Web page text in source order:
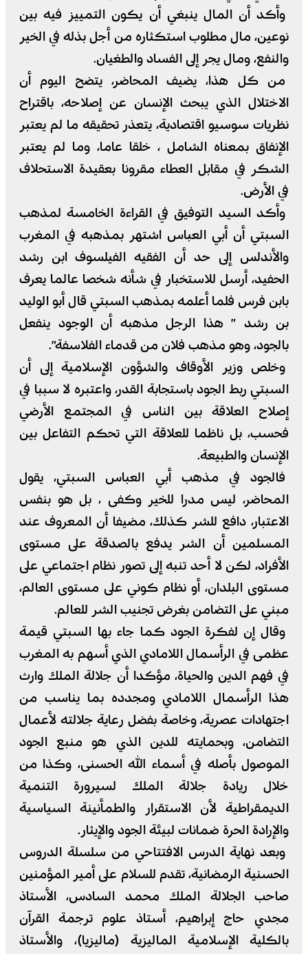
وأكد أن المال ينبغي أن يكون التمييز فيه بين
نوعين، مال مطلوب استكثاره من أجل بذله في الخير
والنفع، ومال يجر إلى الفساد والطغيان.
من كل هذا، يضيف المحاضر، يتضح اليوم أن
الاختلال الذي يبحث الإنسان عن إصلاحه، باقتراح
نظريات سوسيو اقتصادية، يتعذر تحقيقه ما لم يعتبر
الإنفاق بمعناه الشامل ، خلقا عاما، وما لم يعتبر
الشكر في مقابل العطاء مقرونا بعقيدة الاستحلاف
في الأرض.
وأكد السيد التوفيق في القراءة الخامسة لمذهب
السبتي أن أبي العباس اشتهر بمذهبه في المغرب
والأندلس إلى حد أن الفقيه الفيلسوف ابن رشد
الحفيد، أرسل للاستخبار في شأنه شخصا عالما يعرف
بابن فرس فلما أعلمه بمذهب السبتي قال أبو الوليد
بن رشد ” هذا الرجل مذهبه أن الوجود ينفعل
بالجود، وهو مذهب فلان من قدماء الفلاسفة”.
وخلص وزير الأوقاف والشؤون الإسلامية إلى أن
السبتي ربط الجود باستجابة القدر، واعتبره لا سببا في
إصلاح العلاقة بين الناس في المجتمع الأرضي
فحسب، بل ناظما للعلاقة التي تحكم التفاعل بين
الإنسان والطبيعة.
فالجود في مذهب أبي العباس السبتي، يقول
المحاضر، ليس مدرا للخير وكفى ، بل هو بنفس
الاعتبار، دافع للشر كذلك، مضيفا أن المعروف عند
المسلمين أن الشر يدفع بالصدقة على مستوى
الأفراد، لكن لا أحد تنبه إلى تصور نظام اجتماعي على
مستوى البلدان، أو نظام كوني على مستوى العالم،
مبني على التضامن بغرض تجنيب الشر للعالم.
وقال إن لفكرة الجود كما جاء بها السبتي قيمة
عظمى في الرأسمال اللامادي الذي أسهم به المغرب
في فهم الدين والحياة، مؤكدا أن جلالة الملك وارث
هذا الرأسمال اللامادي ومجدده بما يناسب من
اجتهادات عصرية، وخاصة بفضل رعاية جلالته لأعمال
التضامن، وبحمايته للدين الذي هو منبع الجود
الموصول بأصله في أسماء الله الحسنى، وكذا من
خلال ريادة جلالة الملك لسيرورة التنمية
الديمقراطية لأن الاستقرار والطمأنينة السياسية
والإرادة الحرة ضمانات لبيئة الجود والإيثار.
وبعد نهاية الدرس الافتتاحي من سلسلة الدروس
الحسنية الرمضانية، تقدم للسلام على أمير المؤمنين
صاحب الجلالة الملك محمد السادس، الأستاذ
مجدي حاج إبراهيم، أستاذ علوم ترجمة القرآن
بالكلية الإسلامية الماليزية (ماليزيا)، والأستاذ